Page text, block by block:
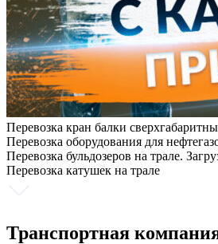
Перевозка кран балки
Перевозка оборудования для
Перевозка бульдозеров на трале.
Перевозка катушек на трале
Транспортная